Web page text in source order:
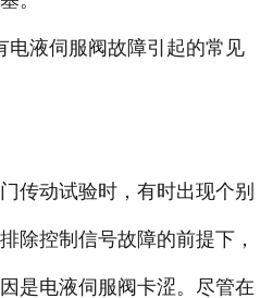
液伺服阀故障引起的常见
动试验时，有时出现个别
除控制信号故障的前提下，
是电液伺服阀卡涩。尽管在